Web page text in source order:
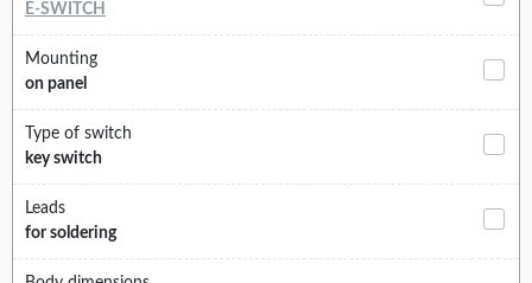
E-SWITCH
Mounting
on panel
Type of switch
key switch
Leads
for soldering